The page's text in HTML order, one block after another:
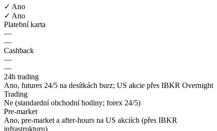
✓ Ano
✓ Ano
Platební karta
—
—
Cashback
—
—
24h trading
Ano, futures 24/5 na desítkách burz; US akcie přes IBKR Overnight
Trading
Ne (standardní obchodní hodiny; forex 24/5)
Pre-market
Ano, pre-market a after-hours na US akciích (přes IBKR
infrastrukturu)